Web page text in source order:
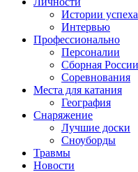
Истории успеха
Интервью
Профессионально
Персоналии
Сборная России
Соревнования
Места для катания
География
Снаряжение
Лучшие доски
Сноуборды
Травмы
Новости